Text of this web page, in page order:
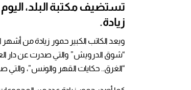
تستضيف مكتبة البلد، اليوم
زيادة.
ويعد الكاتب الكبير حمور زيادة من أشهر
“الغرق.. حكايات القهر والونس”، والتي